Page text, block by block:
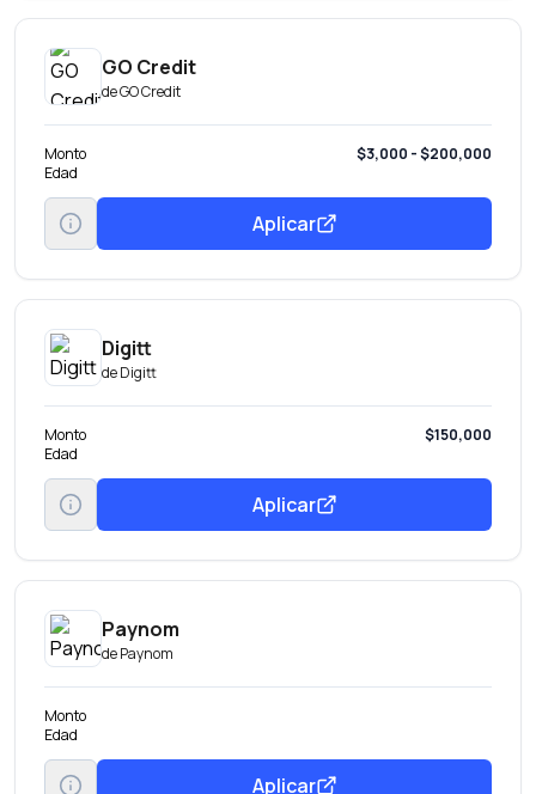
GO Credit
deGO Credit
Monto
$3,000 - $200,000
Edad
Aplicar
Digitt
deDigitt
Monto
$150,000
Edad
Aplicar
Paynom
dePaynom
Monto
Edad
Aplicar